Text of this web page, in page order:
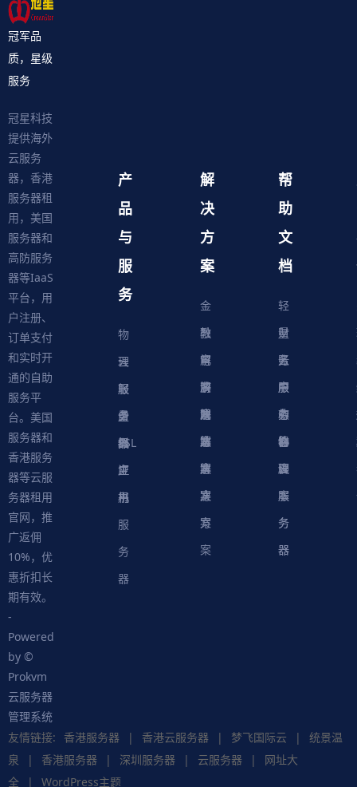
冠军品
质，星级
服务
冠星科技
提供海外
云服务
器，香港
服务器租
用，美国
服务器和
高防服务
器等IaaS
平台，用
户注册、
订单支付
和实时开
通的自助
服务平
台。美国
服务器和
香港服务
器等云服
务器租用
官网，推
广返佣
10%，优
惠折扣长
期有效。
-
Powered
by ©
Prokvm
云服务器
管理系统
产
品
与
服
务
物
理
服
务
器
云
服
务
器
轻
量
级
应
用
服
务
器
虚
拟
主
机
SSL
证
书
解
决
方
案
金
融
解
决
方
案
教
育
解
决
方
案
电
商
解
决
方
案
游
戏
解
决
方
案
网
站
解
决
方
案
帮
助
文
档
轻
量
云
服
务
器
财
务
中
心
账
户
中
心
服
务
协
议
软
件
脚
本
物
理
服
务
器
云
服
务
器
友情链接: 香港服务器 | 香港云服务器 | 梦飞国际云 |
统景温
泉
| 香港服务器 | 深圳服务器 | 云服务器 |
网址大
全
| WordPress主题